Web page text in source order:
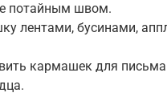
потайным швом.
лентами, бусинами,
кармашек для